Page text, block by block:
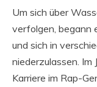
Um sich über
verfolgen, begann
und sich in
niederzulassen.
Karriere im Rap-